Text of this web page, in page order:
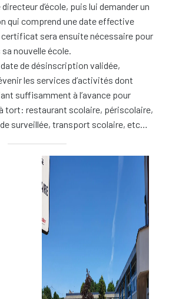
directeur d’école, puis lui demander un
qui comprend une date effective
certificat sera ensuite nécessaire pour
sa nouvelle école.
de désinscription validée,
les services d’activités dont
suffisamment à l’avance pour
tort: restaurant scolaire, périscolaire,
surveillée, transport scolaire, etc…